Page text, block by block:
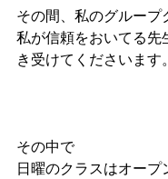
その間、私のグループ
私が信頼をおいてる先
き受けてくださいます。
その中で
日曜のクラスはオープ